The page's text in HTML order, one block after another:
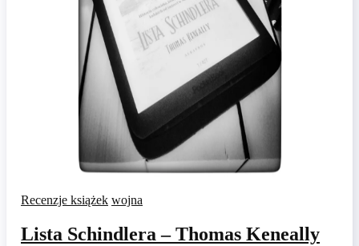
Recenzje książek wojna
Lista Schindlera – Thomas Keneally